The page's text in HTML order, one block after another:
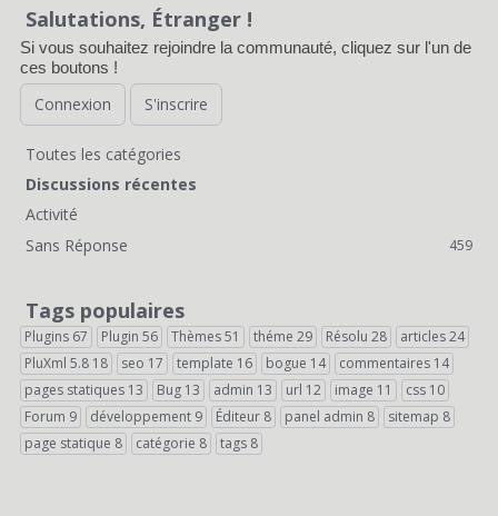
s
i
o
n
s
Salutations, Étranger !
Si vous souhaitez rejoindre la communauté, cliquez sur l'un de
ces boutons !
Connexion S'inscrire
L
i
e
n
s
r
a
p
Toutes les catégories
Discussions récentes
Activité
Sans Réponse
459
Tags populaires
Plugins 67 Plugin 56 Thèmes51 théme 29 Résolu 28 articles24
PluXml 5.8 18 seo 17 template 16 bogue 14 commentaires 14
pages statiques 13 Bug 13 admin 13 url 12 image 11 css 10
Forum 9 développement 9 Éditeur 8 panel admin 8 sitemap 8
page statique 8 catégorie 8 tags 8